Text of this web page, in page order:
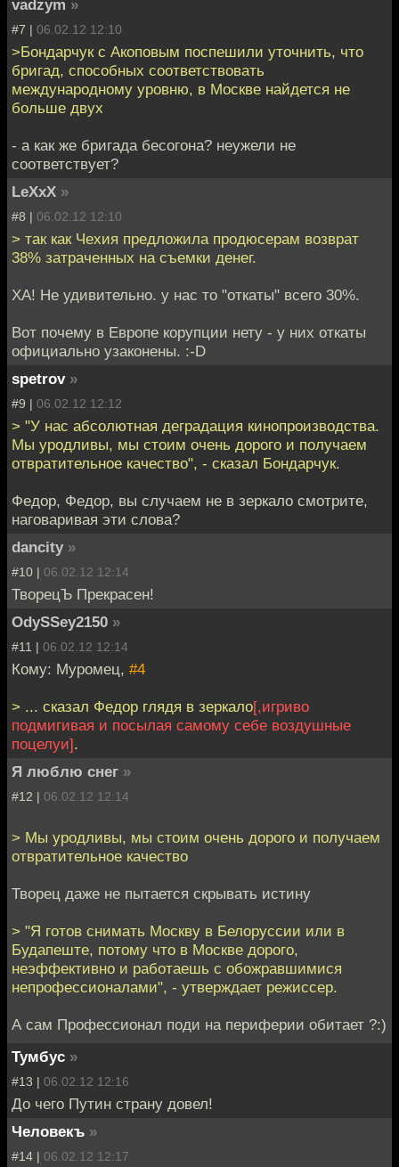
vadzym »
#7 | 06.02.12 12:10
>Бондарчук с Акоповым поспешили уточнить, что
бригад, способных соответствовать
международному уровню, в Москве найдется не
больше двух
- а как же бригада бесогона? неужели не
соответствует?
LeXxX »
#8 | 06.02.12 12:10
> так как Чехия предложила продюсерам возврат
38% затраченных на съемки денег.
ХА! Не удивительно. у нас то "откаты" всего 30%.
Вот почему в Европе корупции нету - у них откаты
официально узаконены. :-D
spetrov »
#9 | 06.02.12 12:12
> "У нас абсолютная деградация кинопроизводства.
Мы уродливы, мы стоим очень дорого и получаем
отвратительное качество", - сказал Бондарчук.
Федор, Федор, вы случаем не в зеркало смотрите,
наговаривая эти слова?
dancity »
#10 | 06.02.12 12:14
ТворецЪ Прекрасен!
OdySSey2150 »
#11 | 06.02.12 12:14
Кому: Муромец, #4
> ... сказал Федор глядя в зеркало[,игриво
подмигивая и посылая самому себе воздушные
поцелуи].
Я люблю снег »
#12 | 06.02.12 12:14
> Мы уродливы, мы стоим очень дорого и получаем
отвратительное качество
Творец даже не пытается скрывать истину
> "Я готов снимать Москву в Белоруссии или в
Будапеште, потому что в Москве дорого,
неэффективно и работаешь с обожравшимися
непрофессионалами", - утверждает режиссер.
А сам Профессионал поди на периферии обитает ?:)
Тумбус »
#13 | 06.02.12 12:16
До чего Путин страну довел!
Человекъ »
#14 | 06.02.12 12:17